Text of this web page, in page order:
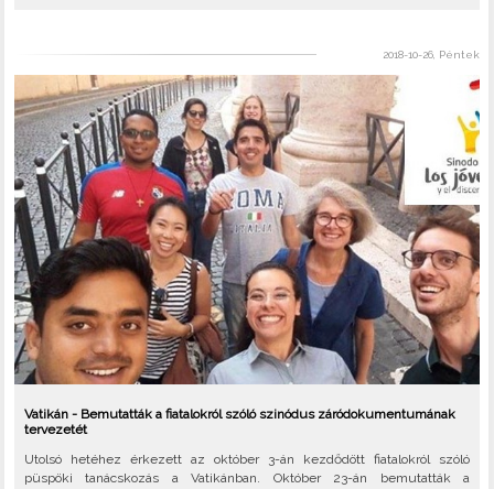
2018-10-26, Péntek
Vatikán - Bemutatták a fiatalokról szóló szinódus záródokumentumának
tervezetét
Utolsó hetéhez érkezett az október 3-án kezdődött fiatalokról szóló
püspöki tanácskozás a Vatikánban. Október 23-án bemutatták a